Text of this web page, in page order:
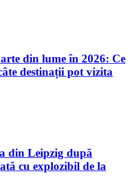
din lume în 2026: Ce
destinații pot vizita
din Leipzig după
cu explozibil de la